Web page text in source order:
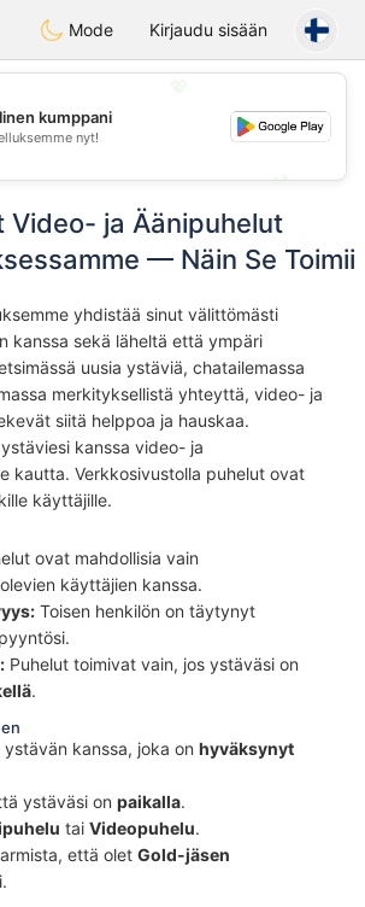
Deutsch Dating
Mode Kirjaudu sisään
💕
kumppani
nyt!
Video- ja Äänipuhelut
— Näin Se Toimii
yhdistää sinut välittömästi
kanssa sekä läheltä että ympäri
uusia ystäviä, chatailemassa
merkityksellistä yhteyttä, video- ja
siitä helppoa ja hauskaa.
kanssa video- ja
kautta. Verkkosivustolla puhelut ovat
käyttäjille.
ovat mahdollisia vain
olevien käyttäjien kanssa.
Toisen henkilön on täytynyt
Puhelut toimivat vain, jos ystäväsi on
.
ystävän kanssa, joka on hyväksynyt
ystäväsi on paikalla.
tai Videopuhelu.
että olet Gold-jäsen